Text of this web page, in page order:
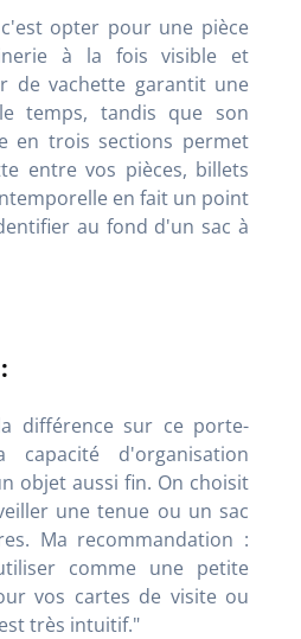
opter pour une pièce
à la fois visible et
de vachette garantit une
temps, tandis que son
en trois sections permet
entre vos pièces, billets
en fait un point
au fond d'un sac à
différence sur ce porte-
capacité d'organisation
objet aussi fin. On choisit
une tenue ou un sac
Ma recommandation :
comme une petite
vos cartes de visite ou
très intuitif."